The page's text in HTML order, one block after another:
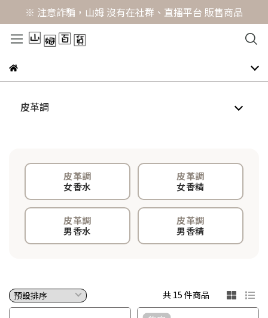
※ 注意詐騙，山姆 沒有在社群、直播平台 販售商品
皮革調
皮革調
女香水
皮革調
女香精
皮革調
男香水
皮革調
男香精
共 15 件商品